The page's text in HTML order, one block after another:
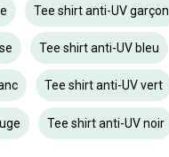
Tee shirt anti-UV garçon
Tee shirt anti-UV bleu
Tee shirt anti-UV vert
Tee shirt anti-UV noir